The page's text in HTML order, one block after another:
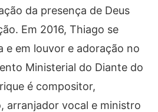
da presença de Deus
Em 2016, Thiago se
e em louvor e adoração no
Ministerial do Diante do
é compositor,
arranjador vocal e ministro